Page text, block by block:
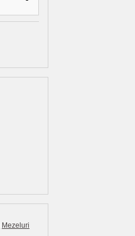
Mezeluri